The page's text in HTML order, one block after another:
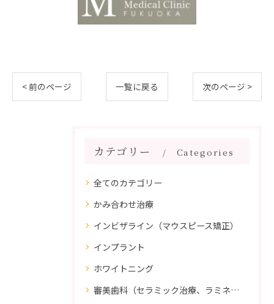
< 前のページ 一覧に戻る 次のページ >
カテゴリー Categories
全てのカテゴリー
かみ合わせ治療
インビザライン（マウスピース矯正）
インプラント
ホワイトニング
審美歯科（セラミック治療、ラミネートべニア、ダイレクトボンディング）